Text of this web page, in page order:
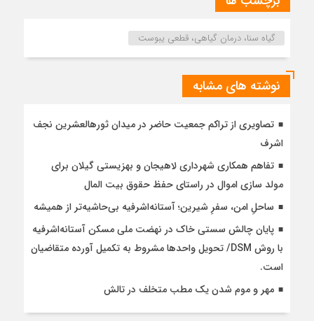
گیاه سنا، درمان گیاهی، قطعی یبوست
نوشته های مشابه
تصاویری از تراکم جمعیت حاضر در میدان ثورهالعشرین نجف
اشرف
تفاهم همکاری شهرداری لاهیجان و بهزیستی گیلان برای
مولد سازی اموال در راستای حفظ حقوق بیت المال
ساحلِ امن، سفرِ شیرین؛ آستانه‌اشرفیه بی‌حاشیه‌تر از همیشه
پایان چالش سستی خاک در نهضت ملی مسکن آستانه‌اشرفیه
با روش DSM/ تحویل واحدها مشروط به تکمیل آورده متقاضیان
است.
مهر و موم شدن یک مطب متخلف در تالش